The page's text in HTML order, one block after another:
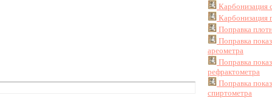
Карбонизация
Карбонизация
Поправка
Поправка
ареометра
Поправка
рефрактометра
Поправка
спиртометра